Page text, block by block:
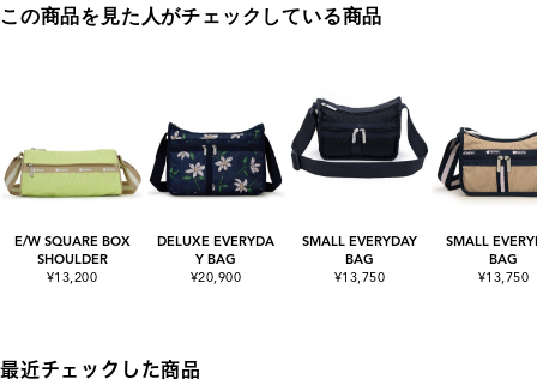
この商品を見た人がチェックしている商品
E/W SQUARE BOX
SHOULDER
¥13,200
DELUXE EVERYDA
Y BAG
¥20,900
SMALL EVERYDAY
BAG
¥13,750
SMALL
BAG
¥13,750
最近チェックした商品